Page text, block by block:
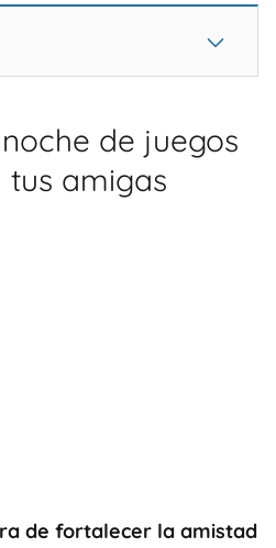
de juegos
amigas
de fortalecer la amistad